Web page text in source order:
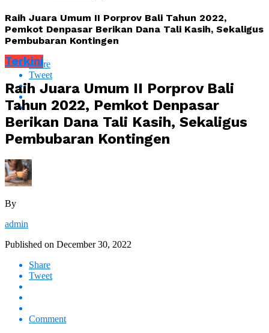
Raih Juara Umum II Porprov Bali Tahun 2022,
Pemkot Denpasar Berikan Dana Tali Kasih, Sekaligus
Pembubaran Kontingen
Share
Tweet
Terkini
Raih Juara Umum II Porprov Bali
Tahun 2022, Pemkot Denpasar
Berikan Dana Tali Kasih, Sekaligus
Pembubaran Kontingen
By
admin
Published on December 30, 2022
Share
Tweet
Comment